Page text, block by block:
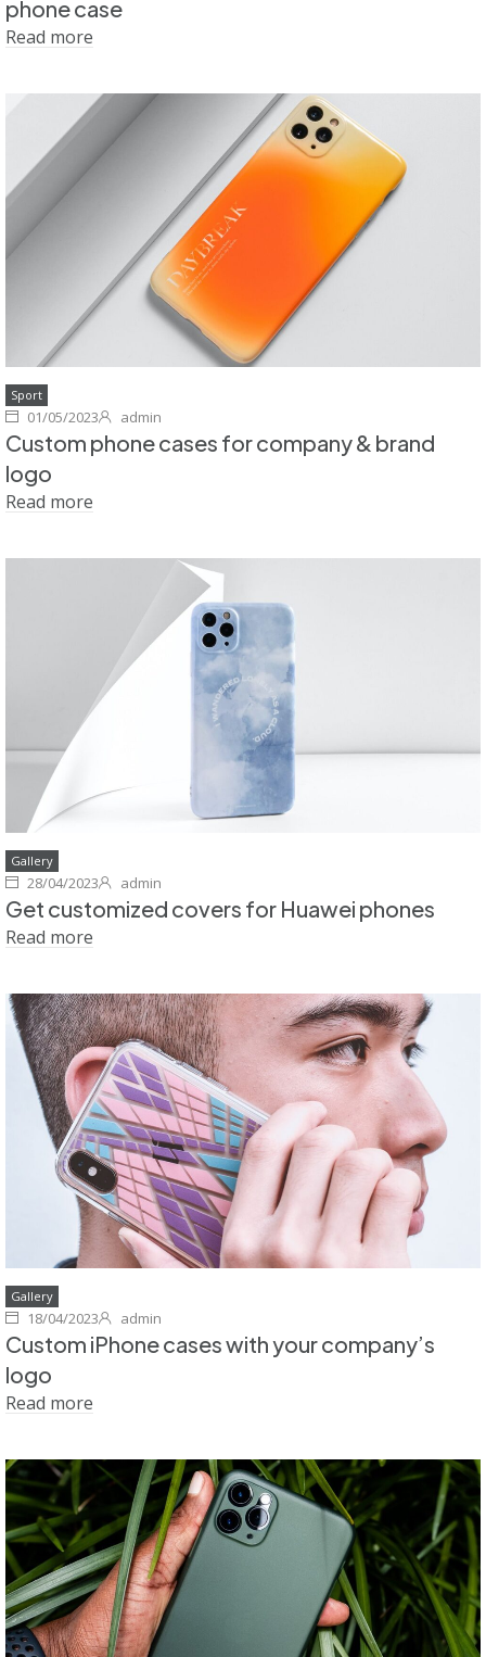
phone case
Read more
Sport
01/05/2023 admin
Custom phone cases for company & brand
logo
Read more
Gallery
28/04/2023 admin
Get customized covers for Huawei phones
Read more
Gallery
18/04/2023 admin
Custom iPhone cases with your company’s
logo
Read more